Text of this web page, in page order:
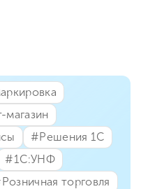
#⁣1С:УНФ
торговля
#⁣Решения 1С